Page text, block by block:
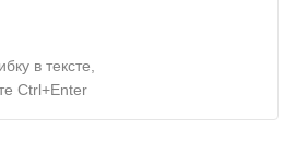
в тексте,
Ctrl+Enter